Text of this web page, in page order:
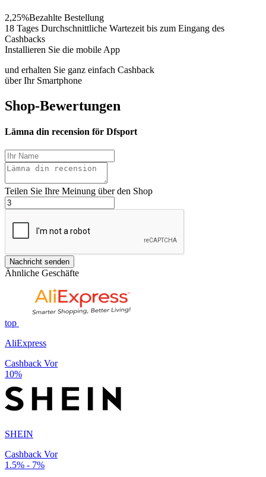
2,25%Bezahlte Bestellung
18 Tages Durchschnittliche Wartezeit bis zum Eingang des
Cashbacks
Installieren Sie die mobile App
und erhalten Sie ganz einfach Cashback
über Ihr Smartphone
Shop-Bewertungen
Lämna din recension för Dfsport
Teilen Sie Ihre Meinung über den Shop
Nachricht senden
Ähnliche Geschäfte
top
AliExpress
Cashback Vor
10%
SHEIN
Cashback Vor
1.5% - 7%